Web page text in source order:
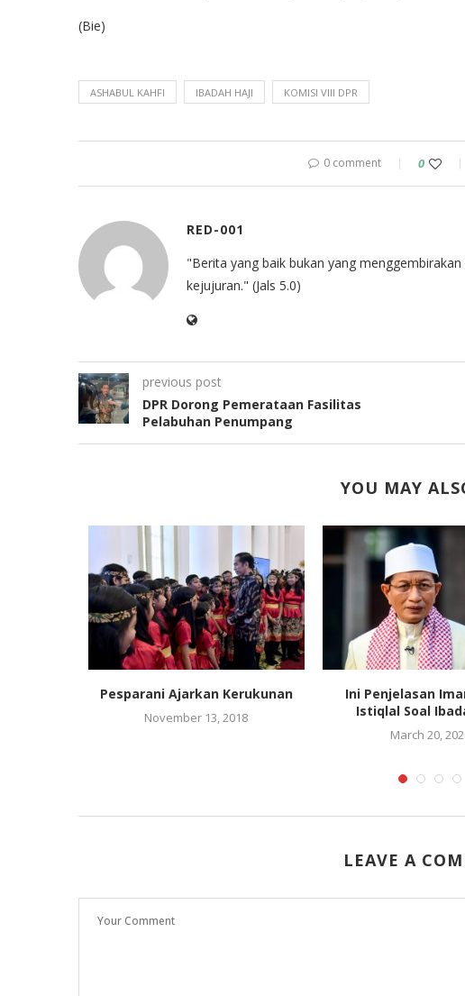
(Bie)
ASHABUL KAHFI IBADAH HAJI KOMISI VIII DPR
0 comment 0
RED-001
"Berita yang baik bukan yang
kejujuran." (Jals 5.0)
previous post
DPR Dorong Pemerataan Fasilitas
Pelabuhan Penumpang
YOU MAY
Pesparani Ajarkan Kerukunan
November 13, 2018
Ini Penjelasan
Istiqlal Soal
March 20,
LEAVE A